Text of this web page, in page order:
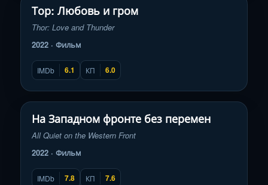
Тор: Любовь и гром
Thor: Love and Thunder
2022 · Фильм
IMDb 6.1 КП 6.0
▶
На Западном фронте без перемен
All Quiet on the Western Front
2022 · Фильм
IMDb 7.8 КП 7.6